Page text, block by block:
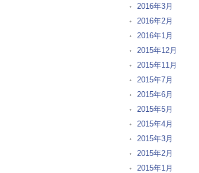
2016年3月
2016年2月
2016年1月
2015年12月
2015年11月
2015年7月
2015年6月
2015年5月
2015年4月
2015年3月
2015年2月
2015年1月